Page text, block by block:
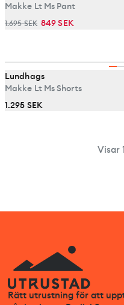
Makke Lt Ms Pant
1.695 SEK 849 SEK
Lundhags
Makke Lt Ms Shorts
1.295 SEK
Visar
Rätt utrustning för att